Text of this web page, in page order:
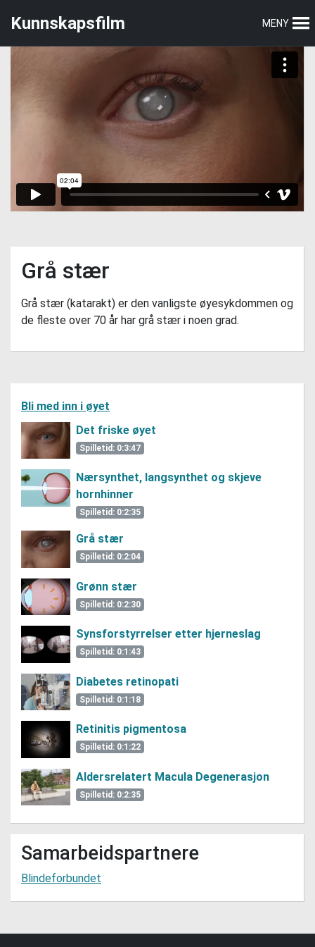
til
til
Kunnskapsfilm MENY
Grå stær
Grå stær (katarakt) er den vanligste øyesykdommen og
de fleste over 70 år har grå stær i noen grad.
Bli med inn i øyet
Det friske øyet
Spilletid: 0:3:47
Nærsynthet, langsynthet og skjeve
hornhinner
Spilletid: 0:2:35
Grå stær
Spilletid: 0:2:04
Grønn stær
Spilletid: 0:2:30
Synsforstyrrelser etter hjerneslag
Spilletid: 0:1:43
Diabetes retinopati
Spilletid: 0:1:18
Retinitis pigmentosa
Spilletid: 0:1:22
Aldersrelatert Macula Degenerasjon
Spilletid: 0:2:35
Samarbeidspartnere
Blindeforbundet